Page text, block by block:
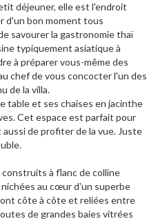
déjeuner, elle est l'endroit
d'un bon moment tous
savourer la gastronomie thaï
typiquement asiatique à
à préparer vous-même des
chef de vous concocter l'un des
de la villa.
table et ses chaises en jacinthe
Cet espace est parfait pour
de profiter de la vue. Juste
à flanc de colline
au cœur d'un superbe
côte à côte et reliées entre
de grandes baies vitrées